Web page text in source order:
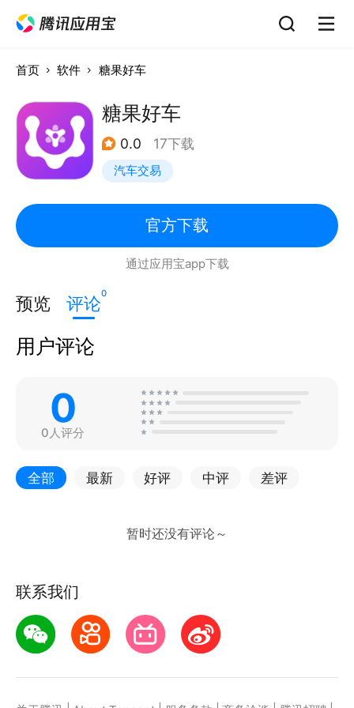
首页 软件 糖果好车
糖果好车
0.0 17下载
汽车交易
官方下载
通过应用宝app下载
预览 评论0
用户评论
0
0人评分
全部 最新 好评 中评 差评
联系我们